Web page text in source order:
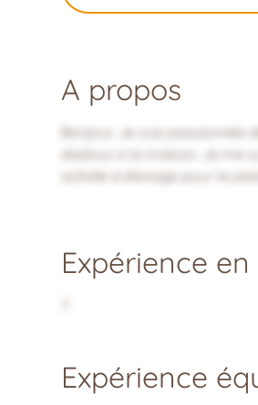
A propos
Bonjour. Je suis
dadous a la maison. Je me
activité d élevage pour le
Expérience
Expérience